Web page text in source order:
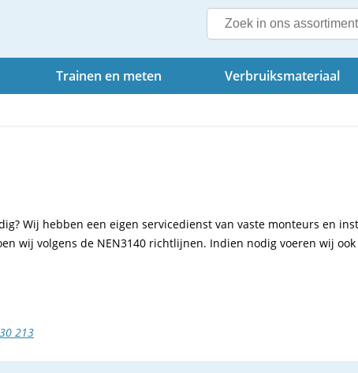
Trainen en meten Verbruiksmateriaal
Wij hebben een eigen servicedienst van vaste monteurs en
wij volgens de NEN3140 richtlijnen. Indien nodig voeren wij
213